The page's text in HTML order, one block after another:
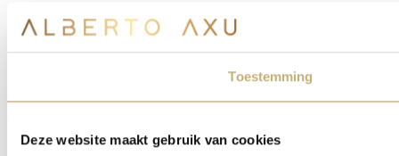
Toestemming
Deze website maakt gebruik van cookies